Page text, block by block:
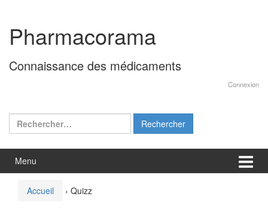
contenu
menu
principal
Pharmacorama
Connaissance des médicaments
Connexion
Rechercher :
Menu
Accueil › Quizz